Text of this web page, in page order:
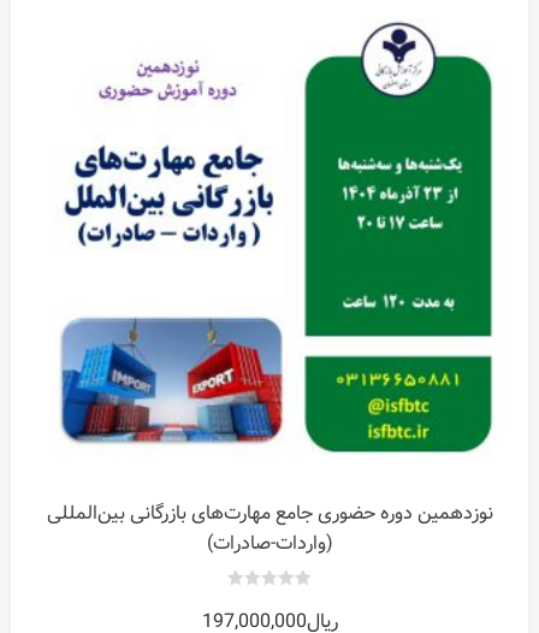
نوزدهمین دوره حضوری جامع مهارت‌های بازرگانی بین‌المللی
(واردات-صادرات)
out
ofریال197,000,000